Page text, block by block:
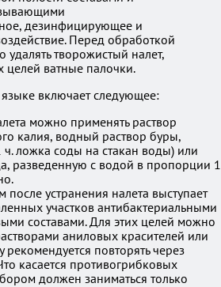
дезинфицирующее и
Перед обработкой
удалять творожистый налет,
целей ватные палочки.
включает следующее:
можно применять раствор
калия, водный раствор буры,
ч. ложка соды на стакан воды) или
разведенную с водой в пропорции 1
устранения налета выступает
участков антибактериальными
составами. Для этих целей можно
аниловых красителей или
повторять через
касается противогрибковых
должен заниматься только